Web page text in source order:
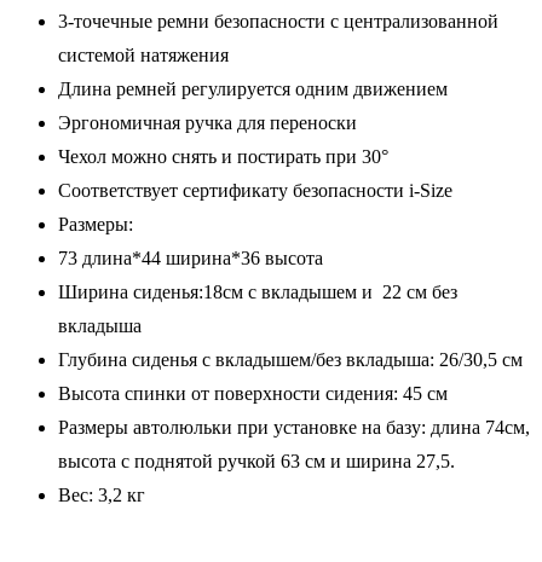
3-точечные ремни безопасности c централизованной
системой натяжения
Длина ремней регулируется одним движением
Эргономичная ручка для переноски
Чехол можно снять и постирать при 30°
Соответствует сертификату безопасности i-Size
Размеры:
73 длина*44 ширина*36 высота
Ширина сиденья:18см с вкладышем и 22 см без
вкладыша
Глубина сиденья с вкладышем/без вкладыша: 26/30,5 см
Высота спинки от поверхности сидения: 45 см
Размеры автолюльки при установке на базу: длина 74см,
высота с поднятой ручкой 63 см и ширина 27,5.
Вес: 3,2 кг